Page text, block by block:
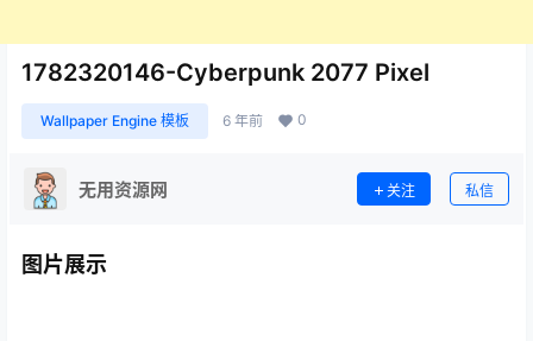
1782320146-Cyberpunk 2077 Pixel
Wallpaper Engine 模板 6 年前 0
无用资源网 关注 私信
图片展示